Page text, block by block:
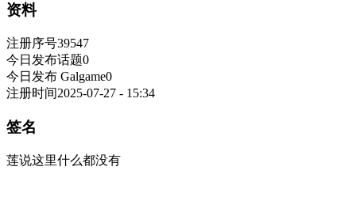
资料
注册序号39547
今日发布话题0
今日发布 Galgame0
注册时间2025-07-27 - 15:34
签名
莲说这里什么都没有